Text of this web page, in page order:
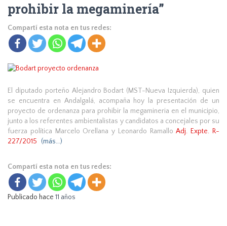
prohibir la megaminería”
Compartí esta nota en tus redes:
El diputado porteño Alejandro Bodart (MST-Nueva Izquierda), quien
se encuentra en Andalgalá, acompaña hoy la presentación de un
proyecto de ordenanza para prohibir la megamineria en el municipio,
junto a los referentes ambientalistas y candidatos a concejales por su
fuerza política Marcelo Orellana y Leonardo RamalloAdj. Expte. R-
227/2015
(más…)
Compartí esta nota en tus redes:
Publicado hace 11 años